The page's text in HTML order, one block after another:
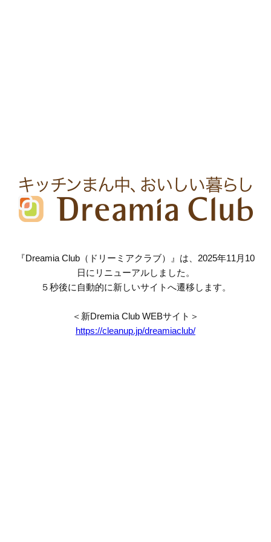
『Dreamia Club（ドリーミアクラブ）』は、2025年11月10
日にリニューアルしました。
５秒後に自動的に新しいサイトへ遷移します。
＜新Dremia Club WEBサイト＞
https://cleanup.jp/dreamiaclub/